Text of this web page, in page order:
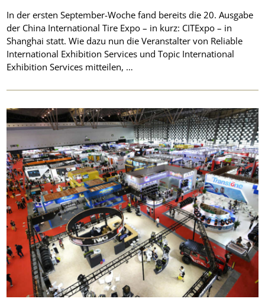
In der ersten September-Woche fand bereits die 20. Ausgabe
der China International Tire Expo – in kurz: CITExpo – in
Shanghai statt. Wie dazu nun die Veranstalter von Reliable
International Exhibition Services und Topic International
Exhibition Services mitteilen, …